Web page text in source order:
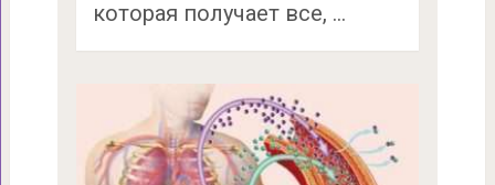
которая получает все, …